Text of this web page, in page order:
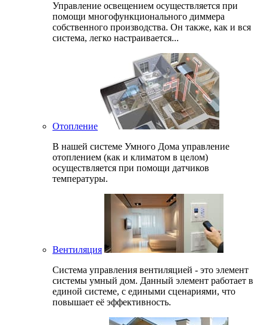
Управление освещением осуществляется при
помощи многофункционального диммера
собственного производства. Он также, как и вся
система, легко настраивается...
Отопление
В нашей системе Умного Дома управление
отоплением (как и климатом в целом)
осуществляется при помощи датчиков
температуры.
Вентиляция
Система управления вентиляцией - это элемент
системы умный дом. Данный элемент работает в
единой системе, с едиными сценариями, что
повышает её эффективность.